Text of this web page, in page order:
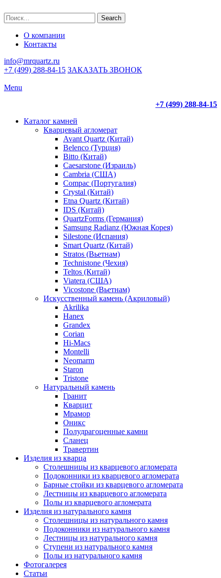
Search
О компании
Контакты
info@mrquartz.ru
+7 (499) 288-84-15 ЗАКАЗАТЬ ЗВОНОК
Menu
+7 (499) 288-84-15
Каталог камней
Кварцевый агломерат
Avant Quartz (Китай)
Belenco (Турция)
Bitto (Китай)
Caesarstone (Израиль)
Cambria (США)
Compac (Португалия)
Crystal (Китай)
Etna Quartz (Китай)
IDS (Китай)
QuartzForms (Германия)
Samsung Radianz (Южная Корея)
Silestone (Испания)
Smart Quartz (Китай)
Stratos (Вьетнам)
Technistone (Чехия)
Teltos (Китай)
Viatera (США)
Vicostone (Вьетнам)
Искусственный камень (Акриловый)
Akrilika
Hanex
Grandex
Corian
Hi-Macs
Montelli
Neomarm
Staron
Tristone
Натуральный камень
Гранит
Кварцит
Мрамор
Оникс
Полудрагоценные камни
Сланец
Травертин
Изделия из кварца
Столешницы из кварцевого агломерата
Подоконники из кварцевого агломерата
Барные стойки из кварцевого агломерата
Лестницы из кварцевого агломерата
Полы из кварцевого агломерата
Изделия из натурального камня
Столешницы из натурального камня
Подоконники из натурального камня
Лестницы из натурального камня
Ступени из натурального камня
Полы из натурального камня
Фотогалерея
Статьи